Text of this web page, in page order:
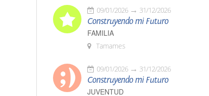
09/01/2026 31/12/2026
Construyendo mi Futuro
FAMILIA
Tamames
09/01/2026 31/12/2026
Construyendo mi Futuro
JUVENTUD